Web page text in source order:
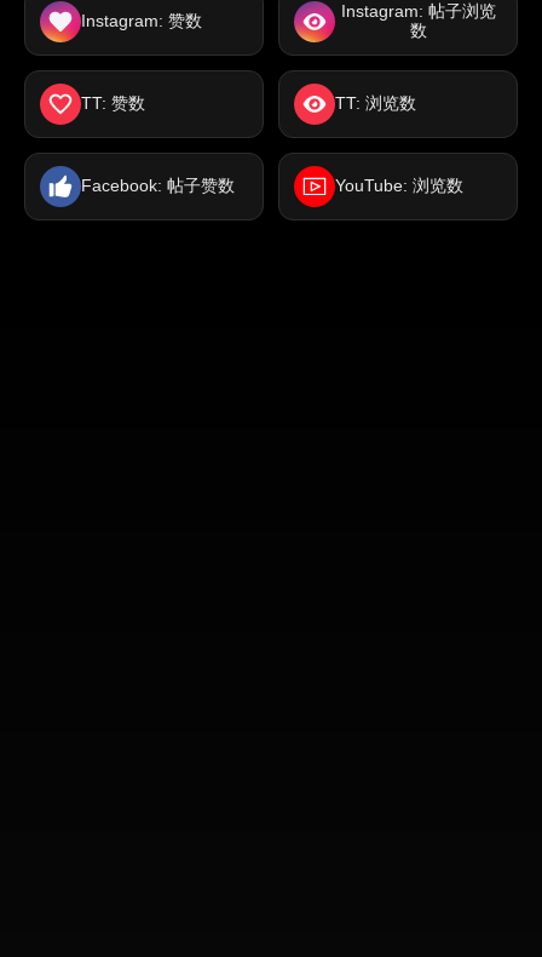
Instagram: 赞数
Instagram: 帖子浏览
数
TT: 赞数 TT: 浏览数
Facebook: 帖子赞数 YouTube: 浏览数